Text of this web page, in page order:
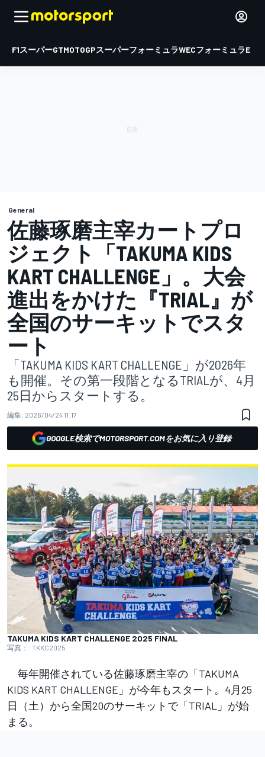
F1スーパーGTMOTOGPスーパーフォーミュラWECフォーミュラE
General
佐藤琢磨主宰カートプロ
ジェクト「TAKUMA KIDS
KART CHALLENGE」。大会
進出をかけた『TRIAL』が
全国のサーキットでスタ
ート
「TAKUMA KIDS KART CHALLENGE」が2026年
も開催。その第一段階となるTRIALが、4月
25日からスタートする。
編集: 2026/04/24 11:17
GOOGLE検索でMOTORSPORT.COMをお気に入り登録
TAKUMA KIDS KART CHALLENGE 2025 FINAL
写真：: TKKC2025
毎年開催されている佐藤琢磨主宰の「TAKUMA
KIDS KART CHALLENGE」が今年もスタート。4月25
日（土）から全国20のサーキットで「TRIAL」が始
まる。